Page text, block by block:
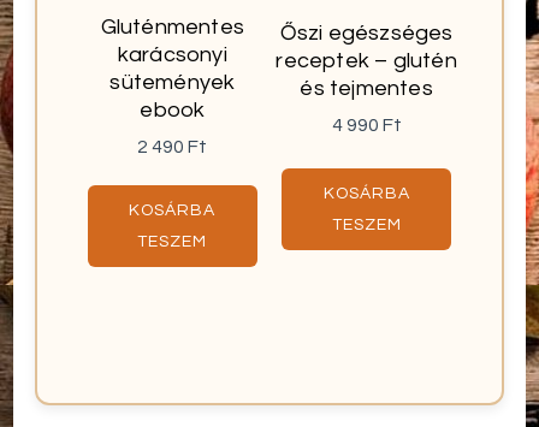
Gluténmentes
karácsonyi
sütemények
ebook
2 490Ft
KOSÁRBA
TESZEM
Őszi egészséges
receptek – glutén
és tejmentes
4 990 Ft
KOSÁRBA
TESZEM